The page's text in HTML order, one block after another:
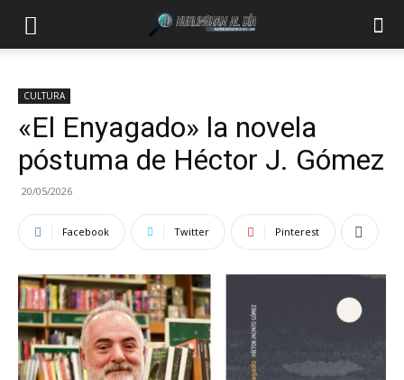
CULTURA
«El Enyagado» la novela
póstuma de Héctor J. Gómez
20/05/2026
Facebook Twitter Pinterest